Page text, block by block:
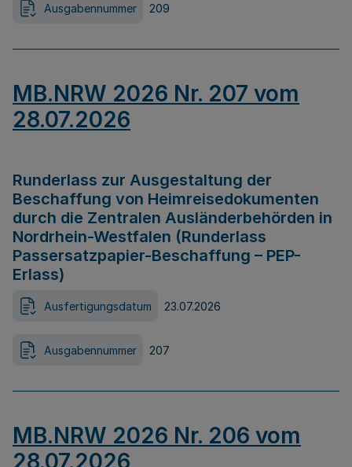
Ausgabennummer 209
MB.NRW 2026 Nr. 207 vom
28.07.2026
Runderlass zur Ausgestaltung der
Beschaffung von Heimreisedokumenten
durch die Zentralen Ausländerbehörden in
Nordrhein-Westfalen (Runderlass
Passersatzpapier-Beschaffung – PEP-
Erlass)
Ausfertigungsdatum 23.07.2026
Ausgabennummer 207
MB.NRW 2026 Nr. 206 vom
28.07.2026